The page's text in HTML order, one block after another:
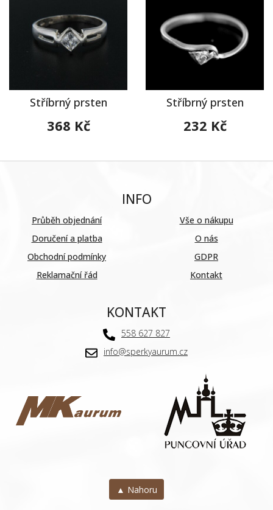
Stříbrný prsten
368 Kč
Stříbrný prsten
232 Kč
INFO
Průběh objednání
Doručení a platba
Obchodní podmínky
Reklamační řád
Vše o nákupu
O nás
GDPR
Kontakt
KONTAKT
558 627 827
info@sperkyaurum.cz
▲ Nahoru